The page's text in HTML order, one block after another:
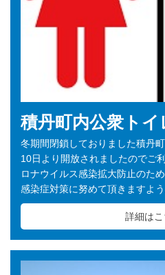
積丹町内公衆ト
冬期間閉鎖しておりました積丹
10日より開放されましたのでご
ロナウイルス感染拡大防止のた
感染症対策に努めて頂きますよ
詳細はこ